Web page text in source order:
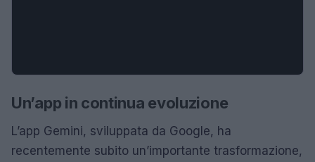
Un’app in continua evoluzione
L’app Gemini, sviluppata da Google, ha
recentemente subito un’importante trasformazione,